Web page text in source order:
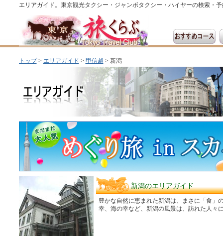
エリアガイド。東京観光タクシー・ジャンボタクシー・ハイヤーの検索・予
トップ> エリアガイド > 甲信越 > 新潟
新潟のエリアガイド
豊かな自然に恵まれた新潟は、まさに「食」
幸、海の幸など、新潟の風景は、訪れた人々